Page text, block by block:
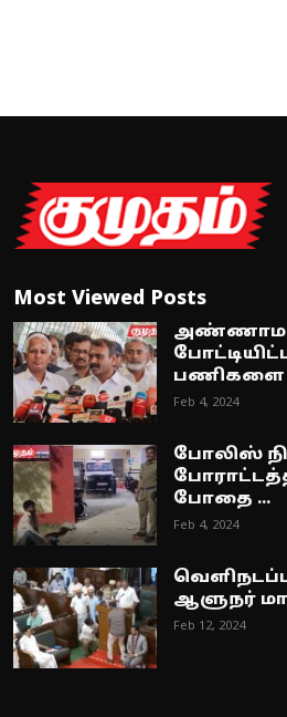
Most Viewed Posts
பணிகளை
Feb 4, 2024
போலிஸ்
போதை ...
Feb 4, 2024
ஆளுநர்
Feb 12, 2024